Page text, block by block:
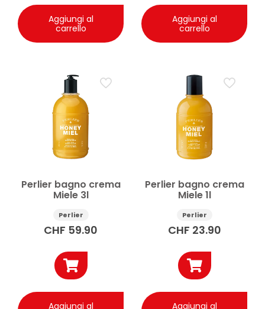
Aggiungi al
carrello
Aggiungi al
carrello
Perlier bagno crema
Miele 3l
Perlier
CHF 59.90
Aggiungi al
Perlier bagno crema
Miele 1l
Perlier
CHF 23.90
Aggiungi al